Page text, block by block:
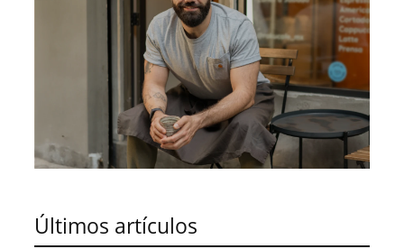
Últimos artículos